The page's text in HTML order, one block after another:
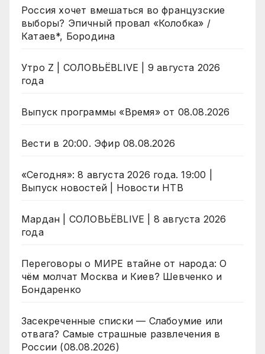
Россия хочет вмешаться во французские
выборы? Эпичный провал «Колобка» /
Катаев*, Бородина
Утро Z | СОЛОВЬЁВLIVE | 9 августа 2026
года
Выпуск программы «Время» от 08.08.2026
Вести в 20:00. Эфир 08.08.2026
«Сегодня»: 8 августа 2026 года. 19:00 |
Выпуск новостей | Новости НТВ
Мардан | СОЛОВЬЁВLIVE | 8 августа 2026
года
Переговоры о МИРЕ втайне от народа: О
чём молчат Москва и Киев? Шевченко и
Бондаренко
Засекреченные списки — Слабоумие или
отвага? Самые страшные развлечения в
России (08.08.2026)